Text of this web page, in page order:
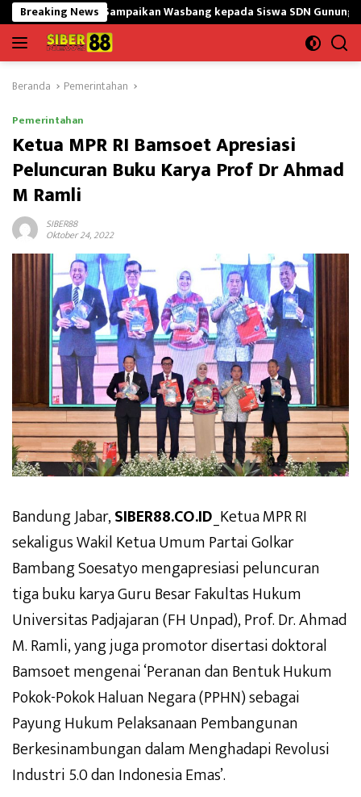
Langsung
ke
konten
Breaking News
Wasbang kepada Siswa SDN Gunung Susu
Beranda Pemerintahan
Pemerintahan
Ketua MPR RI Bamsoet Apresiasi
Peluncuran Buku Karya Prof Dr Ahmad
M Ramli
SIBER88
Oktober 24, 2022
Bandung Jabar,SIBER88.CO.ID _Ketua MPR RI
sekaligus Wakil Ketua Umum Partai Golkar
Bambang Soesatyo mengapresiasi peluncuran
tiga buku karya Guru Besar Fakultas Hukum
Universitas Padjajaran (FH Unpad), Prof. Dr. Ahmad
M. Ramli, yang juga promotor disertasi doktoral
Bamsoet mengenai ‘Peranan dan Bentuk Hukum
Pokok-Pokok Haluan Negara (PPHN) sebagai
Payung Hukum Pelaksanaan Pembangunan
Berkesinambungan dalam Menghadapi Revolusi
Industri 5.0 dan Indonesia Emas’.